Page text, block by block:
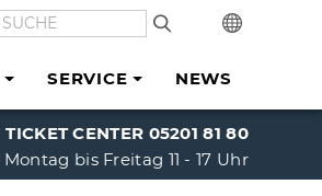
SUCHE
SERVICE NEWS
TICKET CENTER 05201 81 80
Montag bis Freitag 11 - 17 Uhr